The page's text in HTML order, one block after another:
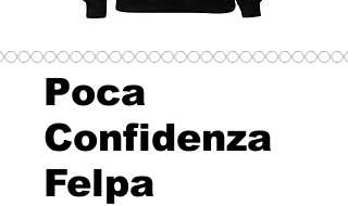
Poca
Confidenza
Felpa